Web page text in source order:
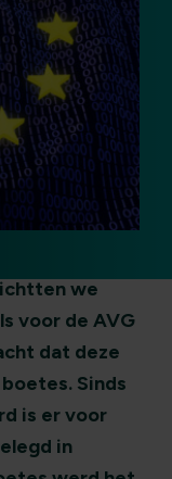
we
voor de AVG
dat deze
Sinds
is er voor
in